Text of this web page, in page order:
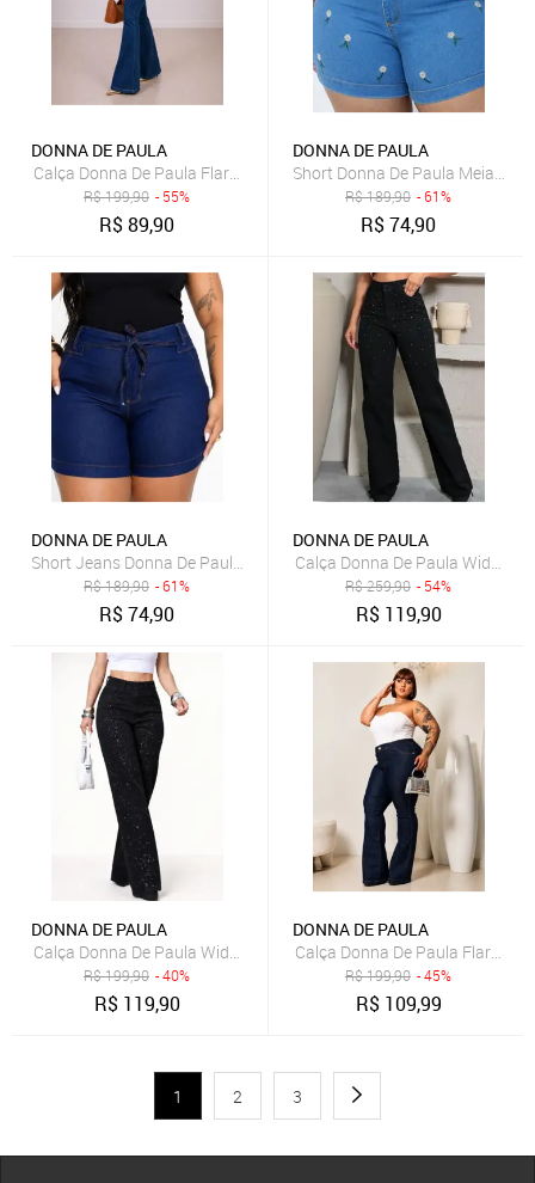
DONNA DE PAULA
Calça Donna De Paula Flare Jeans Azul Com Elastano Cintura Alta
R$199,90 - 55%
R$89,90
DONNA DE PAULA
Short Donna De Paula Meia
R$189,90 - 61%
R$74,90
DONNA DE PAULA
Short Jeans Donna De Paula Com Lacinho No Cos Cintura Alta
R$189,90 - 61%
R$74,90
DONNA DE PAULA
Calça Donna De Paula Wide
R$259,90 - 54%
R$ 119,90
DONNA DE PAULA
Calça Donna De Paula Wide Leg Preta Com Brilhos E Strass Cintura
R$199,90 - 40%
R$ 119,90
DONNA DE PAULA
Calça Donna De Paula Flare
R$199,90 - 45%
R$ 109,99
1 2 3